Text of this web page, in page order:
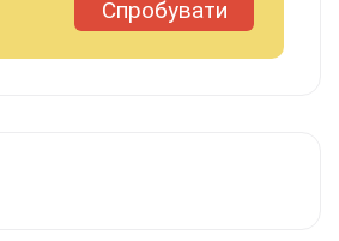
Спробувати